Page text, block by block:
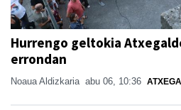
Hurrengo geltokia
errondan
Noaua Aldizkaria abu 06, 10:36